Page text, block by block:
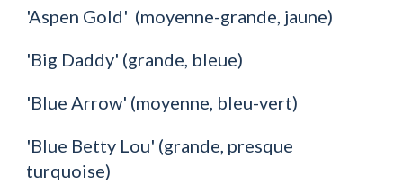
'Aspen Gold'  (moyenne-grande, jaune)
'Big Daddy' (grande, bleue)
'Blue Arrow' (moyenne, bleu-vert)
'Blue Betty Lou' (grande, presque
turquoise)